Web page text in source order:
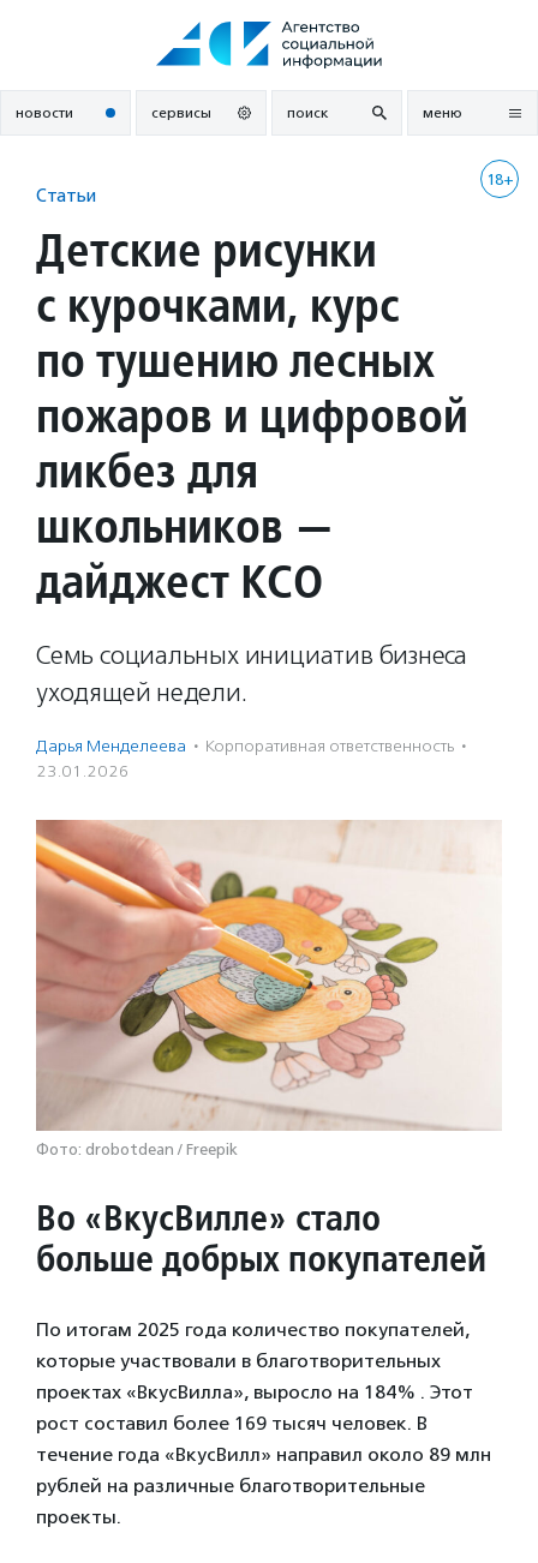
новости сервисы поиск меню
18+
Статьи
Детские рисунки
с курочками, курс
по тушению лесных
пожаров и цифровой
ликбез для
школьников —
дайджест КСО
Семь социальных инициатив бизнеса
уходящей недели.
Дарья Менделеева · Корпоративная ответственность ·
23.01.2026
Фото: drobotdean / Freepik
Во «ВкусВилле» стало
больше добрых покупателей
По итогам 2025 года количество покупателей,
которые участвовали в благотворительных
проектах «ВкусВилла», выросло на 184% . Этот
рост составил более 169 тысяч человек. В
течение года «ВкусВилл» направил около 89 млн
рублей на различные благотворительные
проекты.